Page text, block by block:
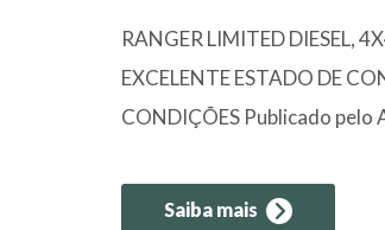
RANGER LIMITED DIESEL,
EXCELENTE ESTADO DE
CONDIÇÕES Publicado
Saiba mais